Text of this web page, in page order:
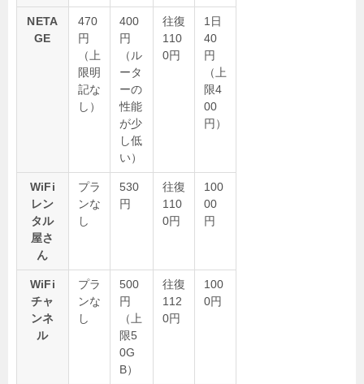
NETA
GE
470
円
（上
限明
記な
し）
400
円
（ル
ータ
ーの
性能
が少
し低
い）
往復
110
0円
1日
40
円
（上
限4
00
円）
WiFi
レン
タル
屋さ
ん
プラ
ンな
し
530
円
往復
110
0円
100
00
円
WiFi
チャ
ンネ
ル
プラ
ンな
し
500
円
（上
限5
0G
B）
往復
112
0円
100
0円